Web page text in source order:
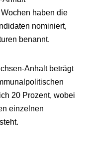
haben die
nominiert,
benannt.
Anhalt beträgt
20 Prozent, wobei
einzelnen